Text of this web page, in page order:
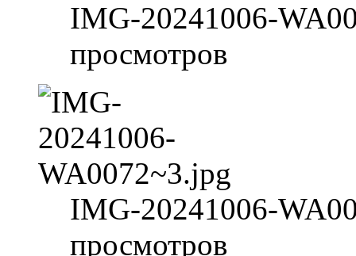
IMG-20241006-
просмотров
IMG-20241006-
просмотров